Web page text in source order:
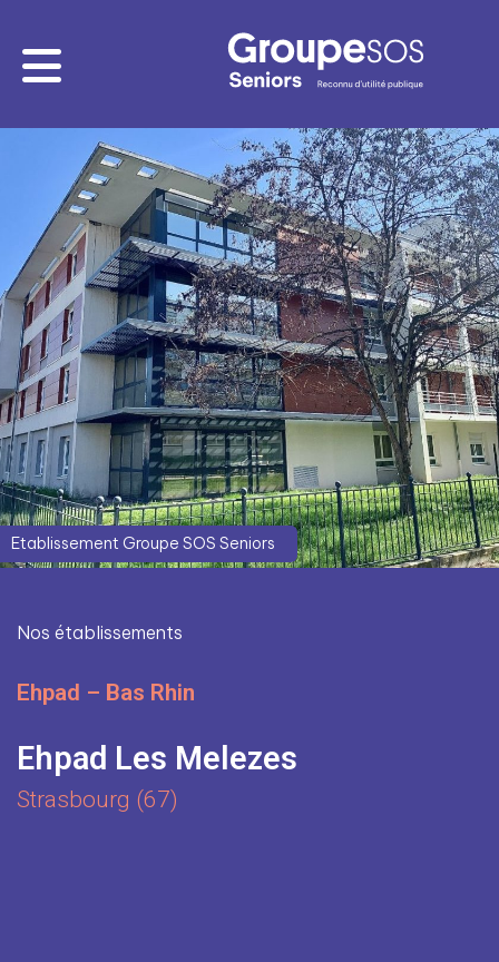
Nos établissements
Ehpad – Bas Rhin
Ehpad Les Melezes
Strasbourg (67)
Etablissement Groupe SOS Seniors